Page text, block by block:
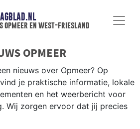
opmeer en west-friesland
OPMEER
nieuws over Opmeer? Op
je praktische informatie, lokale
en het weerbericht voor
Wij zorgen ervoor dat jij precies